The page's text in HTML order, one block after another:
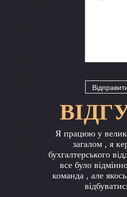
Я працюю у
загалом , я
бухгалтерського
все було
команда , але
Previous